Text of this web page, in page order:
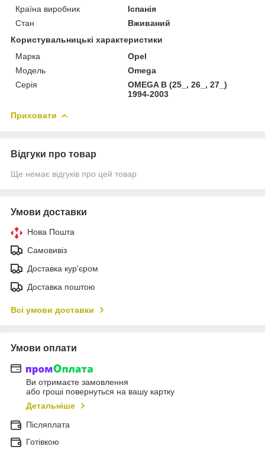
Країна виробник
Іспанія
Стан
Вживаний
Користувальницькі характеристики
Марка
Opel
Модель
Omega
Серія
OMEGA B (25_, 26_, 27_)
1994-2003
Приховати
Відгуки про товар
Ще немає відгуків про цей товар
Умови доставки
Нова Пошта
Самовивіз
Доставка кур'єром
Доставка поштою
Всі умови доставки
Умови оплати
Ви отримаєте замовлення
або гроші повернуться на вашу картку
Детальніше
Післяплата
Готівкою